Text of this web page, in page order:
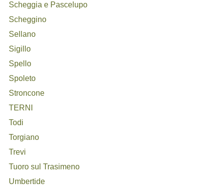
Scheggia e Pascelupo
Scheggino
Sellano
Sigillo
Spello
Spoleto
Stroncone
TERNI
Todi
Torgiano
Trevi
Tuoro sul Trasimeno
Umbertide